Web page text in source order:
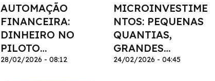
AUTOMAÇÃO
FINANCEIRA:
DINHEIRO NO
PILOTO
AUTOMÁTICO
28/02/2026 - 08:12
MICROINVESTIME
NTOS: PEQUENAS
QUANTIAS,
GRANDES
RESULTADOS
24/02/2026 - 04:45